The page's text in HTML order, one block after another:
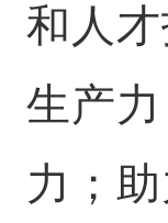
和人
生产
力；